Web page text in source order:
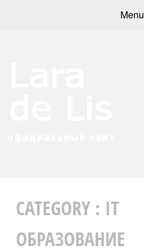
Menu
CATEGORY : IT
ОБРАЗОВАНИЕ